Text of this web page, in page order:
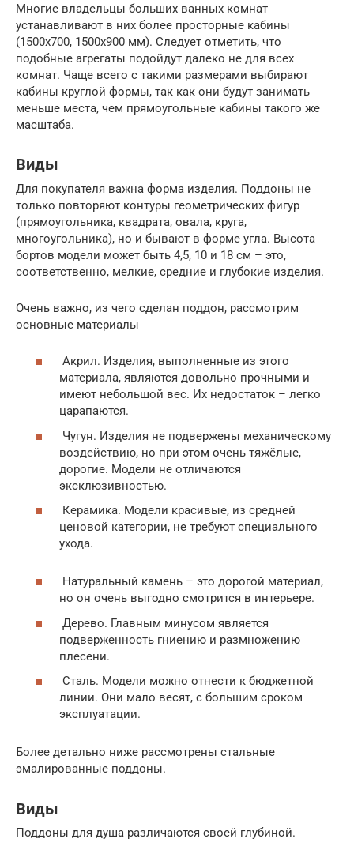
Многие владельцы больших ванных комнат
устанавливают в них более просторные кабины
(1500х700, 1500х900 мм). Следует отметить, что
подобные агрегаты подойдут далеко не для всех
комнат. Чаще всего с такими размерами выбирают
кабины круглой формы, так как они будут занимать
меньше места, чем прямоугольные кабины такого же
масштаба.
Виды
Для покупателя важна форма изделия. Поддоны не
только повторяют контуры геометрических фигур
(прямоугольника, квадрата, овала, круга,
многоугольника), но и бывают в форме угла. Высота
бортов модели может быть 4,5, 10 и 18 см – это,
соответственно, мелкие, средние и глубокие изделия.
Очень важно, из чего сделан поддон, рассмотрим
основные материалы
Акрил. Изделия, выполненные из этого
материала, являются довольно прочными и
имеют небольшой вес. Их недостаток – легко
царапаются.
Чугун. Изделия не подвержены механическому
воздействию, но при этом очень тяжёлые,
дорогие. Модели не отличаются
эксклюзивностью.
Керамика. Модели красивые, из средней
ценовой категории, не требуют специального
ухода.
Натуральный камень – это дорогой материал,
но он очень выгодно смотрится в интерьере.
Дерево. Главным минусом является
подверженность гниению и размножению
плесени.
Сталь. Модели можно отнести к бюджетной
линии. Они мало весят, с большим сроком
эксплуатации.
Более детально ниже рассмотрены стальные
эмалированные поддоны.
Виды
Поддоны для душа различаются своей глубиной.